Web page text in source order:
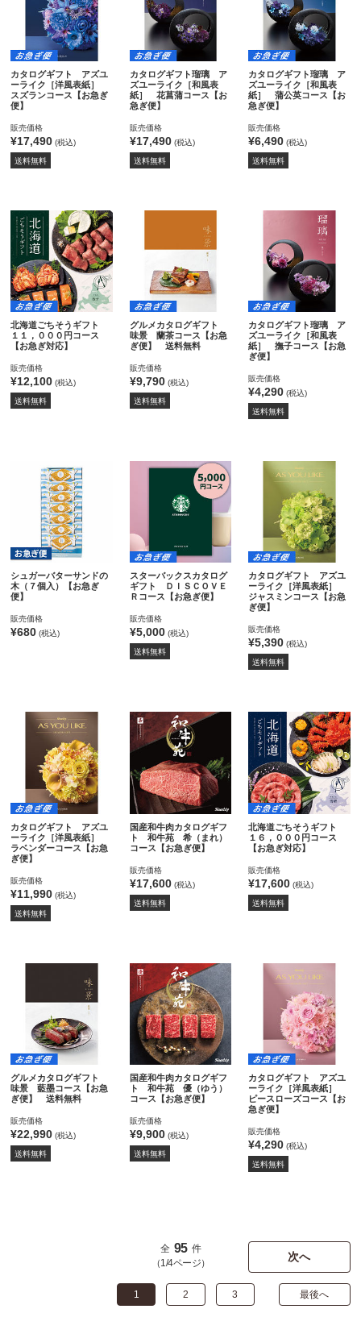
カタログギフト アズユ
ーライク［洋風表紙］
スズランコース【お急ぎ
便】
販売価格
¥17,490 (税込)
送料無料
カタログギフト瑠璃 ア
ズユーライク［和風表
紙］ 花菖蒲コース【お
急ぎ便】
販売価格
¥17,490(税込)
送料無料
カタログギフト瑠璃 ア
ズユーライク［和風表
紙］ 蒲公英コース【お
急ぎ便】
販売価格
¥6,490 (税込)
送料無料
北海道ごちそうギフト
１１，０００円コース
【お急ぎ対応】
販売価格
¥12,100 (税込)
送料無料
グルメカタログギフト
味景 蘭茶コース【お急
ぎ便】 送料無料
販売価格
¥9,790(税込)
送料無料
カタログギフト瑠璃 ア
ズユーライク［和風表
紙］ 撫子コース【お急
ぎ便】
販売価格
¥4,290 (税込)
送料無料
シュガーバターサンドの
木（７個入）【お急ぎ
便】
販売価格
¥680 (税込)
スターバックスカタログ
ギフト ＤＩＳＣＯＶＥ
Ｒコース【お急ぎ便】
販売価格
¥5,000(税込)
送料無料
カタログギフト アズユ
ーライク［洋風表紙］
ジャスミンコース【お急
ぎ便】
販売価格
¥5,390 (税込)
送料無料
カタログギフト アズユ
ーライク［洋風表紙］
ラベンダーコース【お急
ぎ便】
販売価格
¥11,990 (税込)
送料無料
国産和牛肉カタログギフ
ト 和牛苑 希（まれ）
コース【お急ぎ便】
販売価格
¥17,600(税込)
送料無料
北海道ごちそうギフト
１６，０００円コース
【お急ぎ対応】
販売価格
¥17,600 (税込)
送料無料
グルメカタログギフト
味景 藍墨コース【お急
ぎ便】 送料無料
販売価格
¥22,990 (税込)
送料無料
国産和牛肉カタログギフ
ト 和牛苑 優（ゆう）
コース【お急ぎ便】
販売価格
¥9,900(税込)
送料無料
カタログギフト アズユ
ーライク［洋風表紙］
ピースローズコース【お
急ぎ便】
販売価格
¥4,290 (税込)
送料無料
次へ
全 95 件
（1/4ページ）
1 2 3 最後へ